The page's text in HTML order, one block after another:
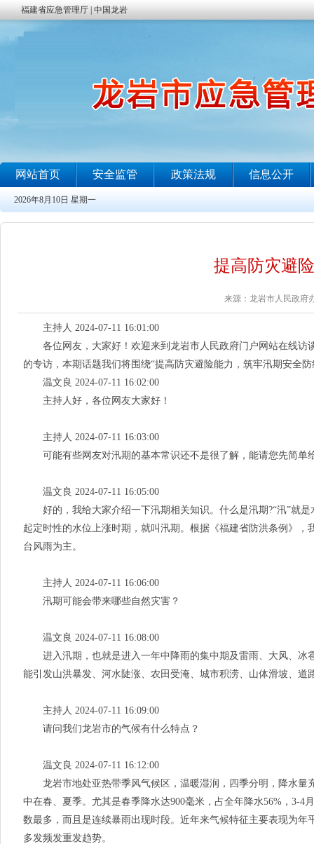
提高防灾避
来源：龙岩市人民政府
主持人 2024-07-11 16:01:00
各位网友，大家好！欢迎来到龙岩市人民政府门户网站在线访
的专访，本期话题我们将围绕“提高防灾避险能力，筑牢汛期安全
温文良 2024-07-11 16:02:00
主持人好，各位网友大家好！
主持人 2024-07-11 16:03:00
可能有些网友对汛期的基本常识还不是很了解，能请您先简单
温文良 2024-07-11 16:05:00
好的，我给大家介绍一下汛期相关知识。什么是汛期?“汛”就是
起定时性的水位上涨时期，就叫汛期。根据《福建省防洪条例》
台风雨为主。
主持人 2024-07-11 16:06:00
汛期可能会带来哪些自然灾害？
温文良 2024-07-11 16:08:00
进入汛期，也就是进入一年中降雨的集中期及雷雨、大风、冰
能引发山洪暴发、河水陡涨、农田受淹、城市积涝、山体滑坡、
主持人 2024-07-11 16:09:00
请问我们龙岩市的气候有什么特点？
温文良 2024-07-11 16:12:00
龙岩市地处亚热带季风气候区，温暖湿润，四季分明，降水量
中在春、夏季。尤其是春季降水达900毫米，占全年降水56%，3-
数最多，而且是连续暴雨出现时段。近年来气候特征主要表现为
多发频发重发趋势。